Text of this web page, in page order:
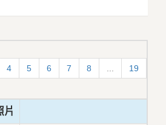
4 5 6 7 8 19
片